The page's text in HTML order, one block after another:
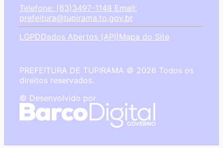
Telefone: (63)3497-1148 Email:
prefeitura@tupirama.to.gov.br
LGPDDados Abertos (API)Mapa do Site
PREFEITURA DE TUPIRAMA © 2026 Todos os
direitos reservados.
© Desenvolvido por